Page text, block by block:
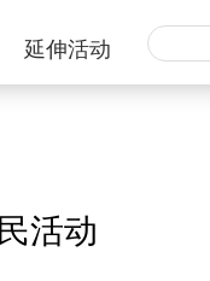
延伸活动
活动